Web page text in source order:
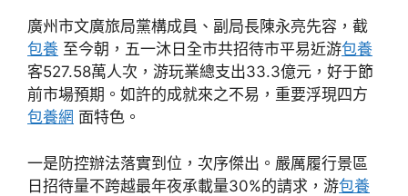
廣州市文廣旅局黨構成員、副局長陳永亮先容，截
包養 至今朝，五一沐日全市共招待市平易近游包養
客527.58萬人次，游玩業總支出33.3億元，好于節
前市場預期。如許的成就來之不易，重要浮現四方
包養網 面特色。
一是防控辦法落實到位，次序傑出。嚴厲履行景區
日招待量不跨越最年夜承載量30%的請求，游包養